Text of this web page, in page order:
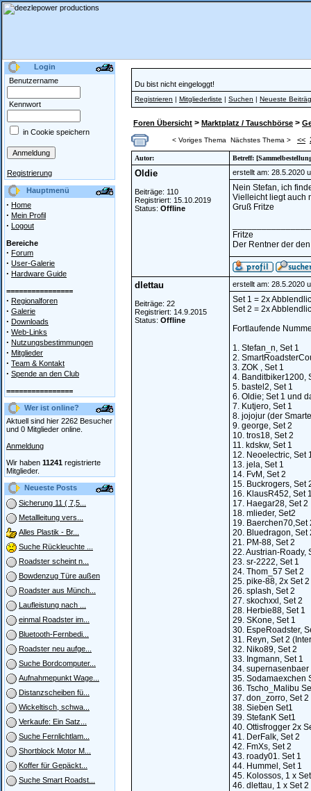
Login
Benutzername
Kennwort
in Cookie speichern
Registrierung
Hauptmenü
· Home
· Mein Profil
· Logout
Bereiche
· Forum
· User-Galerie
· Hardware Guide
================
· Regionalforen
· Galerie
· Downloads
· Web-Links
· Nutzungsbestimmungen
· Mitglieder
· Team & Kontakt
· Spende an den Club
================
Wer ist online?
Aktuell sind hier 2262 Besucher
und 0 Mitglieder online.
Anmeldung
Wir haben 11241 registrierte
Mitglieder.
Neueste Posts
Sicherung 11 ( 7,5...
Metallleitung vers...
Alles Plastik - Br...
Suche Rückleuchte ...
Roadster scheint n...
Bowdenzug Türe außen
Roadster aus Münch...
Laufleistung nach ...
einmal Roadster im...
Bluetooth-Fernbedi...
Roadster neu aufge...
Suche Bordcomputer...
Aufnahmepunkt Wage...
Distanzscheiben fü...
Wickeltisch, schwa...
Verkaufe: Ein Satz...
Suche Fernlichtlam...
Shortblock Motor M...
Koffer für Gepäckt...
Suche Smart Roadst...
Du bist nicht eingeloggt!
Registrieren | Mitgliederliste | Suchen | Neueste
Foren Übersicht > Marktplatz / Tauschbörse >
< Voriges Thema Nächstes Thema > <<
Autor: Betreff:
Oldie
Beiträge: 110
Registriert: 15.10.2019
Status: Offline
erstellt am: 28.5.2020
Nein Stefan, ich
Vielleicht liegt auch
Gruß Fritze
Fritze
Der Rentner der
dlettau
Beiträge: 22
Registriert: 14.9.2015
Status: Offline
erstellt am: 28.5.2020
Set 1 = 2x
Set 2 = 2x
Fortlaufende
1. Stefan_n, Set 1
2.
3. ZOK , Set 1
4. Banditbiker1200,
5. bastel2, Set 1
6. Oldie; Set 1 und
7. Kutjero, Set 1
8. jojojur (der
9. george, Set 2
10. tros18, Set 2
11. kdskw, Set 1
12. Neoelectric, Set
13. jela, Set 1
14. FvM, Set 2
15. Buckrogers, Set
16. KlausR452, Set
17. Haegar28, Set 2
18. mlieder, Set2
19. Baerchen70,Set
20. Bluedragon, Set
21. PM-88, Set 2
22. Austrian-Roady,
23. sr-2222, Set 1
24. Thom_57 Set 2
25. pike-88, 2x Set 2
26. splash, Set 2
27. skochxxl, Set 2
28. Herbie88, Set 1
29. SKone, Set 1
30. EspeRoadster,
31. Reyn, Set 2
32. Niko89, Set 2
33. Ingmann, Set 1
34. supernasenbaer
35. Sodamaexchen
36. Tscho_Malibu
37. don_zorro, Set 2
38. Sieben Set1
39. StefanK Set1
40. Ottisfrogger 2x
41. DerFalk, Set 2
42. FmXs, Set 2
43. roady01. Set 1
44. Hummel, Set 1
45. Kolossos, 1 x
46. dlettau, 1 x Set 2